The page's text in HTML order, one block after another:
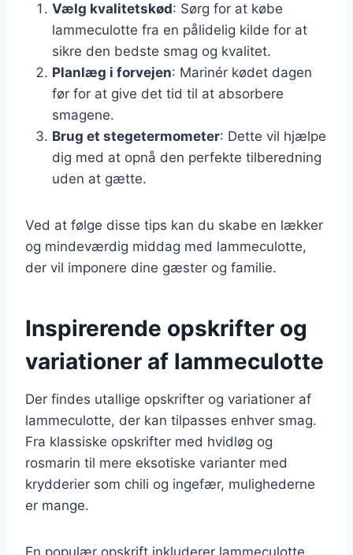
Vælg kvalitetskød: Sørg for at købe
lammeculotte fra en pålidelig kilde for at
sikre den bedste smag og kvalitet.
Planlæg i forvejen: Marinér kødet dagen
før for at give det tid til at absorbere
smagene.
Brug et stegetermometer: Dette vil hjælpe
dig med at opnå den perfekte tilberedning
uden at gætte.
Ved at følge disse tips kan du skabe en lækker
og mindeværdig middag med lammeculotte,
der vil imponere dine gæster og familie.
Inspirerende opskrifter og
variationer af lammeculotte
Der findes utallige opskrifter og variationer af
lammeculotte, der kan tilpasses enhver smag.
Fra klassiske opskrifter med hvidløg og
rosmarin til mere eksotiske varianter med
krydderier som chili og ingefær, mulighederne
er mange.
En populær opskrift inkluderer lammeculotte